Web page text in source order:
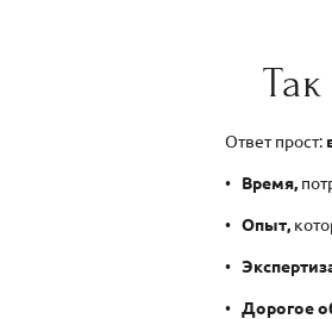
Ответ прост:
Время,
Опыт,
Дорогое